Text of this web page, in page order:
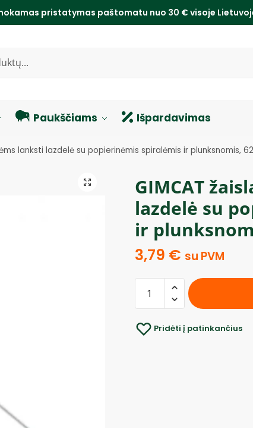
pristatymas paštomatu nuo 30 € visoje
Paukščiams Išpardavimas
lanksti lazdelė su popierinėmis spiralėmis ir plunksnomis,
GIMCAT
lazdelė su
ir
3,79 € su PVM
Pridėti į patinkančius